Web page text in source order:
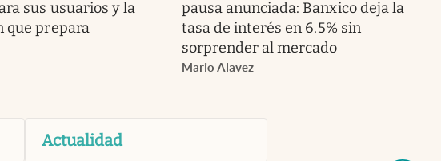
sus usuarios y la
que prepara
pausa anunciada: Banxico deja la
tasa de interés en 6.5% sin
sorprender al mercado
Mario Alavez
Actualidad